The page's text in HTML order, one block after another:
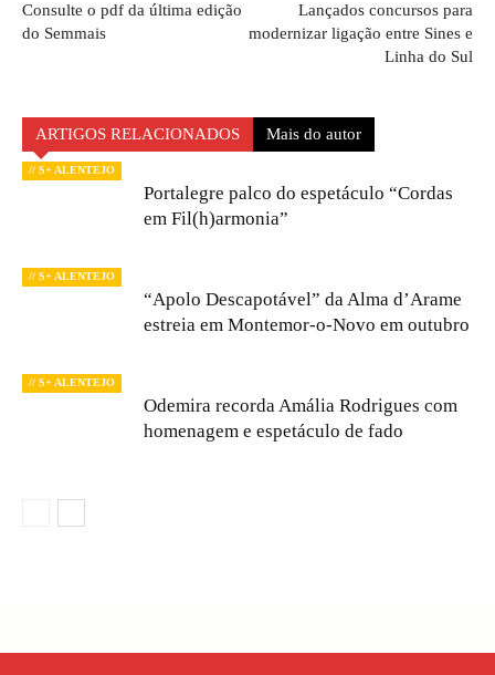
Consulte o pdf da última edição
do Semmais
Lançados concursos para
modernizar ligação entre Sines e
Linha do Sul
ARTIGOS RELACIONADOS Mais do autor
// S+ ALENTEJO
Portalegre palco do espetáculo “Cordas
em Fil(h)armonia”
// S+ ALENTEJO
“Apolo Descapotável” da Alma d’Arame
estreia em Montemor-o-Novo em outubro
// S+ ALENTEJO
Odemira recorda Amália Rodrigues com
homenagem e espetáculo de fado